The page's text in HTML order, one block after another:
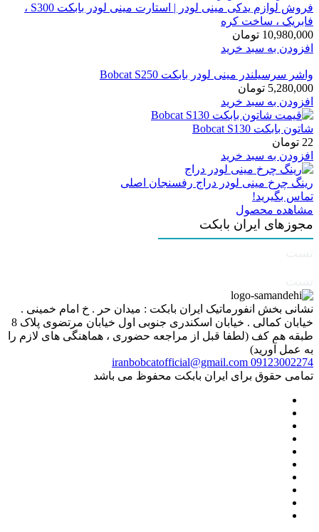
فروش لوازم یدکی مینی لودر | استارت مینی لودر بابکت S300 ،
فابریک ، ساخت کره
10,980,000 تومان
افزودن به سبد خرید
واشر سرسیلندر مینی لودر بابکت Bobcat S250
5,280,000 تومان
افزودن به سبد خرید
شاتون بابکت Bobcat S130
22 تومان
افزودن به سبد خرید
رینگ چرخ مینی لودر دراج رفسنجان اصلی
تماس بگیرید!
مشاهده محصول
مجوزهای ایران بابکت
نشانی بخش انفورماتیک ایران بابکت : میدان حر . خ امام خمینی .
خیابان کمالی . خیابان اسکندری جنوبی اول خیابان مرتضوی پلاک 8
طبقه هم کف (لطفا قبل از مراجعه حضوری ، هماهنگی های لازم را
به عمل آورید)
09123002274
iranbobcatofficial@gmail.com
تمامی حقوق برای ایران بابکت محفوظ می باشد